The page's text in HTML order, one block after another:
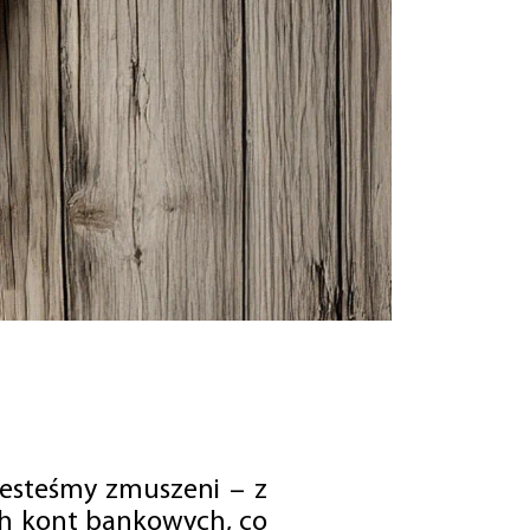
zmuszeni – z
kont bankowych, co